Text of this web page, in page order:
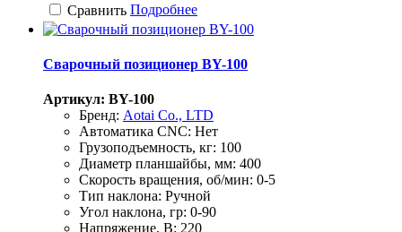
Сравнить Подробнее
Сварочный позиционер BY-100
Артикул: BY-100
Бренд: Aotai Co., LTD
Автоматика CNC: Нет
Грузоподъемность, кг: 100
Диаметр планшайбы, мм: 400
Скорость вращения, об/мин: 0-5
Тип наклона: Ручной
Угол наклона, гр: 0-90
Напряжение, В: 220